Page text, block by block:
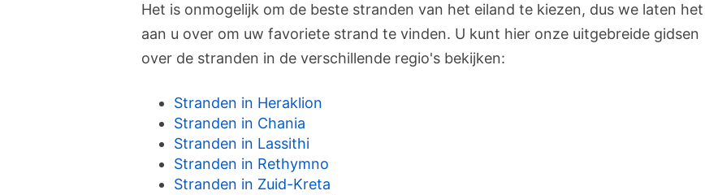
Het is onmogelijk om de beste stranden van het eiland te kiezen, dus we laten het
aan u over om uw favoriete strand te vinden. U kunt hier onze uitgebreide gidsen
over de stranden in de verschillende regio's bekijken:
Stranden in Heraklion
Stranden in Chania
Stranden in Lassithi
Stranden in Rethymno
Stranden in Zuid-Kreta